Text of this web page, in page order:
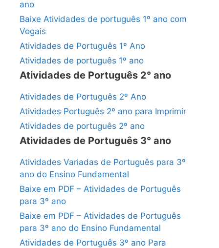
ano
Baixe Atividades de português 1º ano com
Vogais
Atividades de Português 1º Ano
Atividades de português 1º ano
Atividades de Português 2° ano
Atividades de Português 2º Ano
Atividades Português 2º ano para Imprimir
Atividades de português 2º ano
Atividades de Português 3° ano
Atividades Variadas de Português para 3º
ano do Ensino Fundamental
Baixe em PDF – Atividades de Português
para 3º ano
Baixe em PDF – Atividades de Português
para 3º ano do Ensino Fundamental
Atividades de Português 3º ano Para